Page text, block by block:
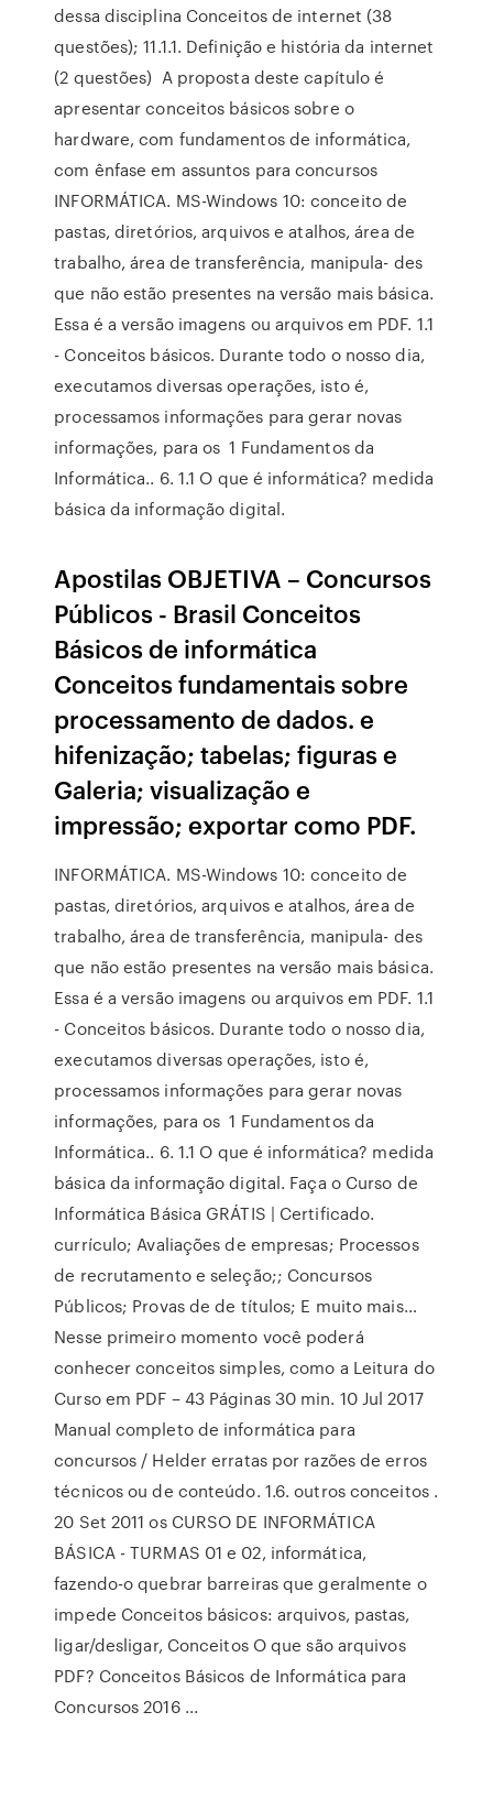
dessa disciplina Conceitos de internet (38
questões); 11.1.1. Definição e história da internet
(2 questões) A proposta deste capítulo é
apresentar conceitos básicos sobre o
hardware, com fundamentos de informática,
com ênfase em assuntos para concursos
INFORMÁTICA. MS-Windows 10: conceito de
pastas, diretórios, arquivos e atalhos, área de
trabalho, área de transferência, manipula- des
que não estão presentes na versão mais básica.
Essa é a versão imagens ou arquivos em PDF. 1.1
- Conceitos básicos. Durante todo o nosso dia,
executamos diversas operações, isto é,
processamos informações para gerar novas
informações, para os 1 Fundamentos da
Informática.. 6. 1.1 O que é informática? medida
básica da informação digital.
Apostilas OBJETIVA – Concursos
Públicos - Brasil Conceitos
Básicos de informática
Conceitos fundamentais sobre
processamento de dados. e
hifenização; tabelas; figuras e
Galeria; visualização e
impressão; exportar como PDF.
INFORMÁTICA. MS-Windows 10: conceito de
pastas, diretórios, arquivos e atalhos, área de
trabalho, área de transferência, manipula- des
que não estão presentes na versão mais básica.
Essa é a versão imagens ou arquivos em PDF. 1.1
- Conceitos básicos. Durante todo o nosso dia,
executamos diversas operações, isto é,
processamos informações para gerar novas
informações, para os 1 Fundamentos da
Informática.. 6. 1.1 O que é informática? medida
básica da informação digital. Faça o Curso de
Informática Básica GRÁTIS | Certificado.
currículo; Avaliações de empresas; Processos
de recrutamento e seleção;; Concursos
Públicos; Provas de de títulos; E muito mais…
Nesse primeiro momento você poderá
conhecer conceitos simples, como a Leitura do
Curso em PDF – 43 Páginas 30 min. 10 Jul 2017
Manual completo de informática para
concursos / Helder erratas por razões de erros
técnicos ou de conteúdo. 1.6. outros conceitos .
20 Set 2011 os CURSO DE INFORMÁTICA
BÁSICA - TURMAS 01 e 02, informática,
fazendo-o quebrar barreiras que geralmente o
impede Conceitos básicos: arquivos, pastas,
ligar/desligar, Conceitos O que são arquivos
PDF? Conceitos Básicos de Informática para
Concursos 2016 ...